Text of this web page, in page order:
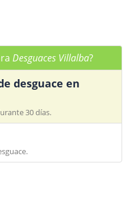
Desguaces Villalba?
desguace en
30 días.